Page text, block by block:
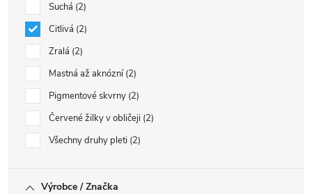
Suchá 2
Citlivá 2
Zralá 2
Mastná až aknózní 2
Pigmentové skvrny 2
Červené žilky v obličeji 2
Všechny druhy pleti 2
Výrobce / Značka